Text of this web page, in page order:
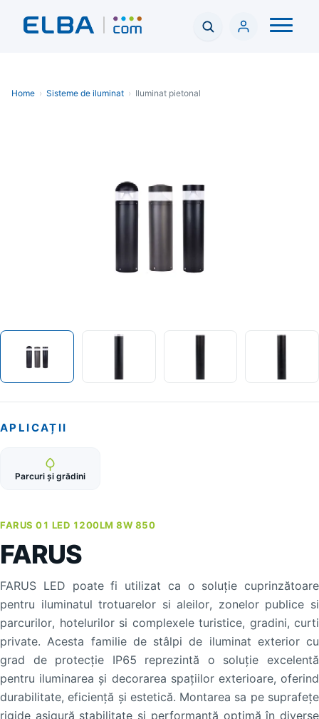
Home › Sisteme de iluminat › Iluminat pietonal
APLICAȚII
Parcuri și grădini
FARUS 01 LED 1200LM 8W 850
FARUS
FARUS LED poate fi utilizat ca o soluție cuprinzătoare
pentru iluminatul trotuarelor si aleilor, zonelor publice si
parcurilor, hotelurilor si complexele turistice, gradini, curti
private. Acesta familie de stâlpi de iluminat exterior cu
grad de protecție IP65 reprezintă o soluție excelentă
pentru iluminarea și decorarea spațiilor exterioare, oferind
durabilitate, eficiență și estetică. Montarea sa pe suprafețe
rigide asigură stabilitate și performanță optimă în diverse